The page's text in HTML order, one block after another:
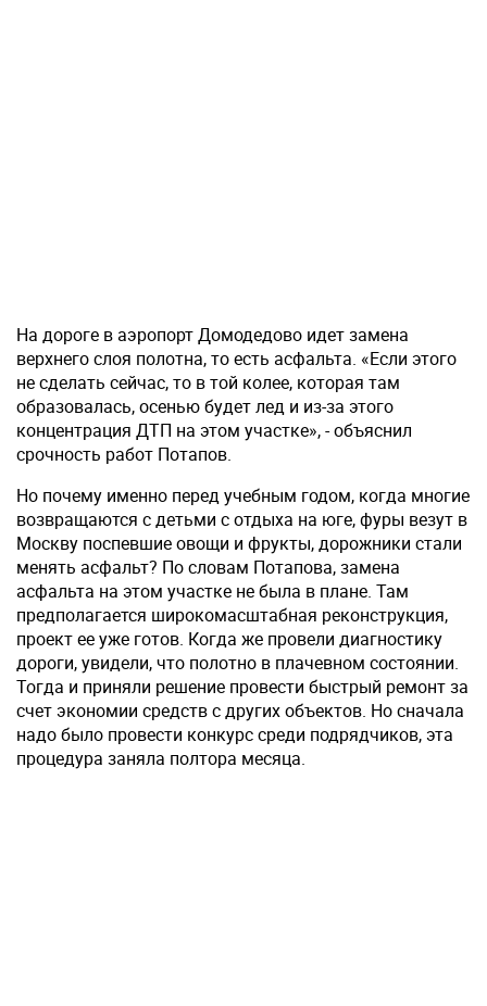
На дороге в аэропорт Домодедово идет замена
верхнего слоя полотна, то есть асфальта. «Если этого
не сделать сейчас, то в той колее, которая там
образовалась, осенью будет лед и из-за этого
концентрация ДТП на этом участке», - объяснил
срочность работ Потапов.
Но почему именно перед учебным годом, когда многие
возвращаются с детьми с отдыха на юге, фуры везут в
Москву поспевшие овощи и фрукты, дорожники стали
менять асфальт? По словам Потапова, замена
асфальта на этом участке не была в плане. Там
предполагается широкомасштабная реконструкция,
проект ее уже готов. Когда же провели диагностику
дороги, увидели, что полотно в плачевном состоянии.
Тогда и приняли решение провести быстрый ремонт за
счет экономии средств с других объектов. Но сначала
надо было провести конкурс среди подрядчиков, эта
процедура заняла полтора месяца.